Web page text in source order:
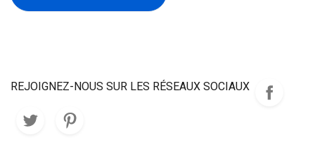
REJOIGNEZ-NOUS SUR LES RÉSEAUX SOCIAUX